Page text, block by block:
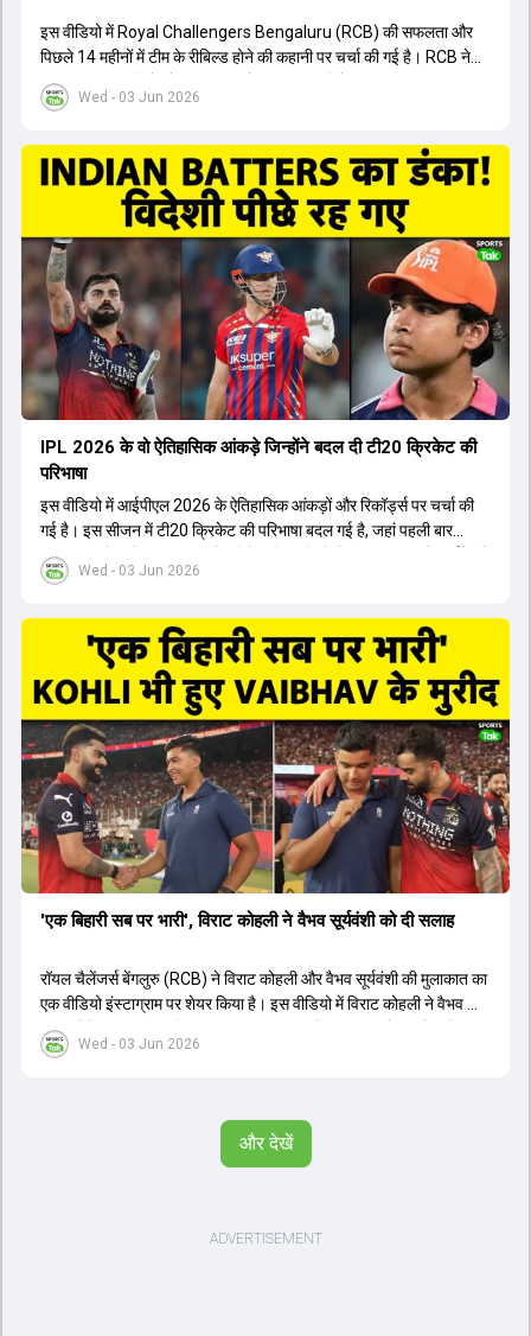
Wed - 03 Jun 2026
इस वीडियो में Royal Challengers Bengaluru (RCB) की सफलता और
पिछले 14 महीनों में टीम के रीबिल्ड होने की कहानी पर चर्चा की गई है। RCB ने
अपनी पुरानी गलतियों को स्वीकार करते हुए एक नया रिसेट बटन दबाया। टीम
मैनेजमेंट में Mo Bobat, Andy Flower, Dinesh Karthik और एनालिस्ट
के तहत Bhuvneshwar Kumar, Krunal Pandya और Rasikh Salam
जैसे भारतीय खिलाड़ियों को टीम में शामिल किया गया, जिन्होंने शानदार प्रदर्शन
किया। इसके अलावा, Virat Kohli की भूमिका में भी बदलाव देखा गया, जहां वह
अब टीम के युवा खिलाड़ियों के साथ ज्यादा जुड़े हुए नजर आते हैं। कप्तान Rajat
Patidar के नेतृत्व में टीम का कम्युनिकेशन बहुत स्पष्ट रहा है। एनालिस्ट से लेकर
मैनेजमेंट तक, सभी एक ही पेज पर रहते हैं, जिससे मैदान पर कोई कंफ्यूजन नहीं
होता। यही कारण है कि RCB ने लगातार सफलता हासिल की है।
Wed - 03 Jun 2026
IPL 2026 के वो ऐतिहासिक आंकड़े जिन्होंने बदल दी टी20 क्रिकेट की
परिभाषा
इस वीडियो में आईपीएल 2026 के ऐतिहासिक आंकड़ों और रिकॉर्ड्स पर चर्चा की
गई है। इस सीजन में टी20 क्रिकेट की परिभाषा बदल गई है, जहां पहली बार
भारतीय बल्लेबाजों का स्ट्राइक रेट विदेशी खिलाड़ियों से ज्यादा रहा। पूरे टूर्नामेंट में
1426 छक्के लगे और 65 बार टीमों ने 200 से ज्यादा का स्कोर बनाया, जो एक
स्ट्राइक रेट के साथ मोस्ट वैल्युएबल प्लेयर का खिताब जीता। इसके अलावा पंजाब
और बेंगलुरु के प्रदर्शन के साथ-साथ लक्ष्य का पीछा करने वाली टीमों की सफलता
के आंकड़ों का भी विश्लेषण किया गया है।
Wed - 03 Jun 2026
'एक बिहारी सब पर भारी', विराट कोहली ने वैभव सूर्यवंशी को दी सलाह
रॉयल चैलेंजर्स बेंगलुरु (RCB) ने विराट कोहली और वैभव सूर्यवंशी की मुलाकात का
एक वीडियो इंस्टाग्राम पर शेयर किया है। इस वीडियो में विराट कोहली ने वैभव को
सलाह देते हुए कहा, 'एक बिहारी सब पर भारी। बस गेम खत्म।' कोहली ने उन्हें खुद
पर विश्वास रखने और नकारात्मक बातों पर ध्यान न देने की सलाह दी। आईपीएल
सीरीज खेलेंगे। वहीं, विराट कोहली लंदन रवाना हो गए हैं और अगली वनडे सीरीज में
और देखें